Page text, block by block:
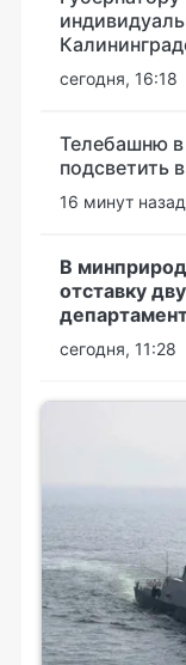
сегодня, 16:18
Телебашню
подсветить
16 минут назад
В
отставку
сегодня, 11:28